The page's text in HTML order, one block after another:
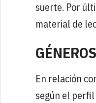
suerte. Por
material de
En relación
según el